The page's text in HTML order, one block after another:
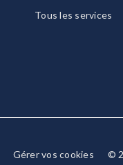
Tous les services
Gérer vos cookies ©